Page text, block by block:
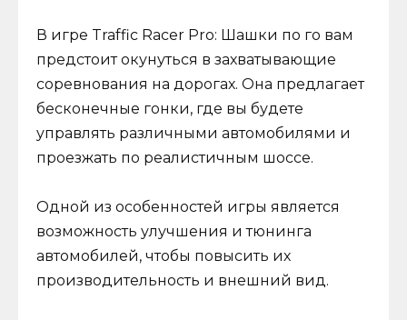
В игре Traffic Racer Pro: Шашки по го вам
предстоит окунуться в захватывающие
соревнования на дорогах. Она предлагает
бесконечные гонки, где вы будете
управлять различными автомобилями и
проезжать по реалистичным шоссе.
Одной из особенностей игры является
возможность улучшения и тюнинга
автомобилей, чтобы повысить их
производительность и внешний вид.